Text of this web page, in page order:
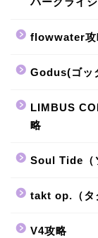
flowwater攻
Godus(ゴッ
LIMBUS
略
Soul Tide（
takt op.（タ
V4攻略